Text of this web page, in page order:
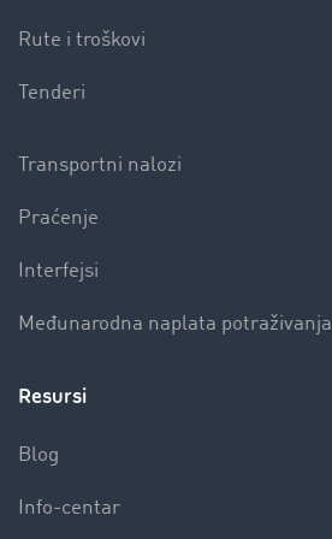
Rute i troškovi
Tenderi
Transportni nalozi
Praćenje
Interfejsi
Međunarodna naplata potraživanja
Resursi
Blog
Info-centar